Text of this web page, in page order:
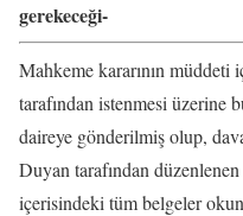
gerekeceği-
Mahkeme kararının
tarafından istenmesi üzerine
daireye gönderilmiş olup,
Duyan tarafından
içerisindeki tüm belgeler